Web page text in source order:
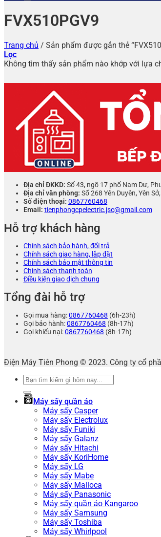
FVX510PGV9
Trang chủ / Sản phẩm được gắn thẻ
Lọc
Không tìm thấy sản phẩm nào khớp với lựa
Địa chỉ ĐKKD: Số 43, ngõ 17 phố Nam Dư,
Địa chỉ văn phòng: Số 268 Yên Duyên, Yên
Số điện thoại: 0867760468
Email: tienphongcpelectric.jsc@gmail.com
Hỗ trợ khách hàng
Chính sách bảo hành, đổi trả
Chính sách giao hàng, lắp đặt
Chính sách bảo mật thông tin
Chính sách thanh toán
Điều kiện giao dịch chung
Tổng đài hỗ trợ
Gọi mua hàng:0867760468 (6h-23h)
Gọi bảo hành:0867760468 (8h-17h)
Gọi khiếu nại:0867760468 (8h-17h)
Điện Máy Tiên Phong © 2023. Công ty cổ
Tìm
Máy sấy quần áo
Máy sấy Casper
Máy sấy Electrolux
Máy sấy Funiki
Máy sấy Galanz
Máy sấy Hitachi
Máy sấy KoriHome
Máy sấy LG
Máy sấy Mabe
Máy sấy Malloca
Máy sấy Panasonic
Máy sấy quần áo Kangaroo
Máy sấy Samsung
Máy sấy Toshiba
Máy sấy Whirlpool